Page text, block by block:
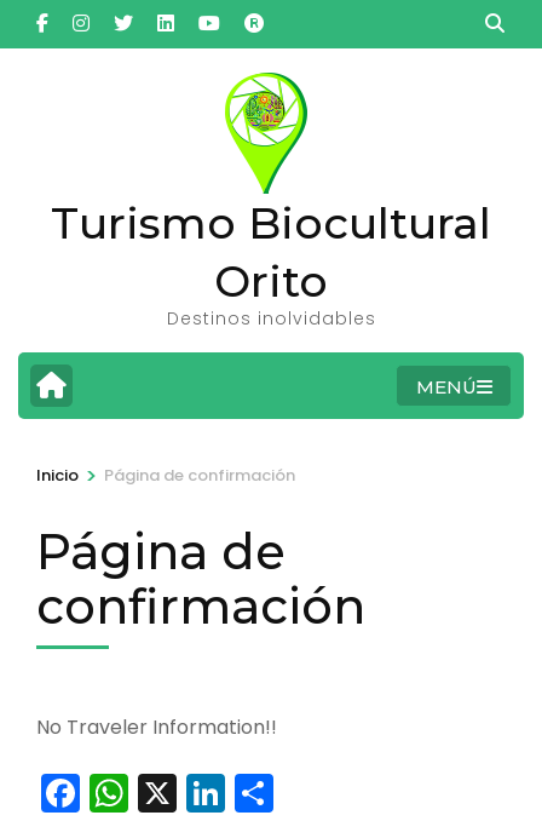
Saltar
al
Intro)Turismo Biocultural
Orito
Destinos inolvidables
MENÚ
Inicio > Página de confirmación
Página de
confirmación
No Traveler Information!!
Facebook
WhatsApp
X LinkedIn